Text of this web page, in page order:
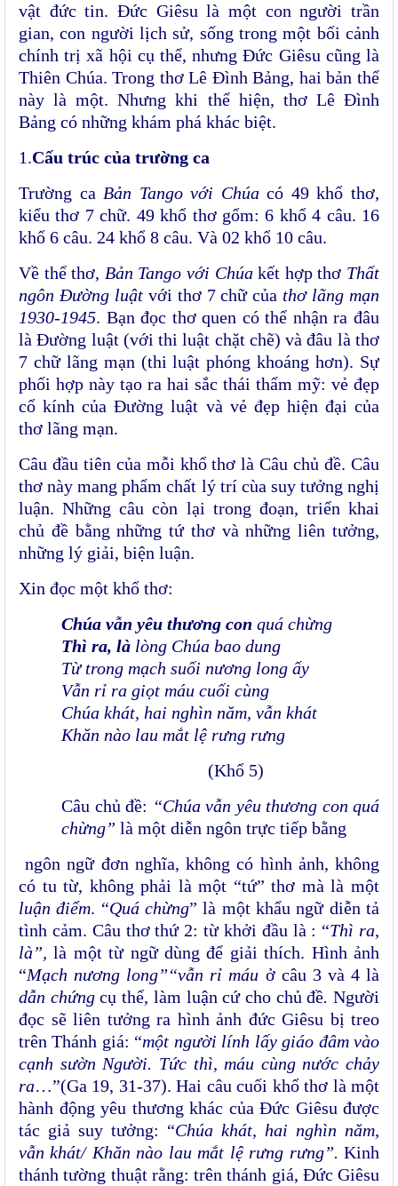
vật đức tin. Đức Giêsu là một con người trần
gian, con người lịch sử, sống trong một bối cảnh
chính trị xã hội cụ thể, nhưng Đức Giêsu cũng là
Thiên Chúa. Trong thơ Lê Đình Bảng, hai bản thể
này là một. Nhưng khi thể hiện, thơ Lê Đình
Bảng có những khám phá khác biệt.
1.Cấu trúc của trường ca
Trường ca Bản Tango với Chúacó 49 khổ thơ,
kiểu thơ 7 chữ. 49 khổ thơ gổm: 6 khổ 4 câu. 16
khổ 6 câu. 24 khổ 8 câu. Và 02 khổ 10 câu.
Về thể thơ, Bản Tango với Chúakết hợp thơ Thất
ngôn Đường luậtvới thơ 7 chữ của thơ lãng mạn
1930-1945. Bạn đọc thơ quen có thể nhận ra đâu
là Đường luật (với thi luật chặt chẽ) và đâu là thơ
7 chữ lãng mạn (thi luật phóng khoáng hơn). Sự
phối hợp này tạo ra hai sắc thái thẩm mỹ: vẻ đẹp
cổ kính của Đường luật và vẻ đẹp hiện đại của
thơ lãng mạn.
Câu đầu tiên của mỗi khổ thơ là Câu chủ đề. Câu
thơ này mang phẩm chất lý trí cùa suy tưởng nghị
luận. Những câu còn lại trong đoạn, triển khai
chủ đề bằng những tứ thơ và những liên tưởng,
những lý giải, biện luận.
Xin đọc một khổ thơ:
Chúa vẫn yêu thương con quá chừng
Thì ra, là lòng Chúa bao dung
Từ trong mạch suối nương long ấy
Vẫn rỉ ra giọt máu cuối cùng
Chúa khát, hai nghìn năm, vẫn khát
Khăn nào lau mắt lệ rưng rưng
(Khổ 5)
Câu chủ đề: “Chúa vẫn yêu thương con quá
chừng” là một diễn ngôn trực tiếp bằng
ngôn ngữ đơn nghĩa, không có hình ảnh, không
có tu từ, không phải là một “tứ” thơ mà là một
luận điểm. “Quá chừng” là một khẩu ngữ diễn tả
tình cảm. Câu thơ thứ 2: từ khởi đầu là : “Thì ra,
là”, là một từ ngữ dùng để giải thích. Hình ảnh
“Mạch nương long”“vẫn rỉ máu ở câu 3 và 4 là
dẫn chứngcụ thể, làm luận cứ cho chủ đề.Người
đọc sẽ liên tưởng ra hình ảnh đức Giêsu bị treo
trên Thánh giá: “một người lính lấy giáo đâm vào
cạnh sườn Người. Tức thì, máu cùng nước chảy
ra…”(Ga 19, 31-37). Hai câu cuối khổ thơ là một
hành động yêu thương khác của Đức Giêsu được
tác giả suy tưởng: “Chúa khát, hai nghìn năm,
vẫn khát/ Khăn nào lau mắt lệ rưng rưng”. Kinh
thánh tường thuật rằng: trên thánh giá, Đức Giêsu